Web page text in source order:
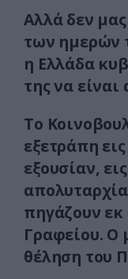
Αλλά δεν
των ημερών
η Ελλάδα
της να
Το
εξετράπη
εξουσίαν,
πηγάζουν
Γραφείου. Ο
θέληση του